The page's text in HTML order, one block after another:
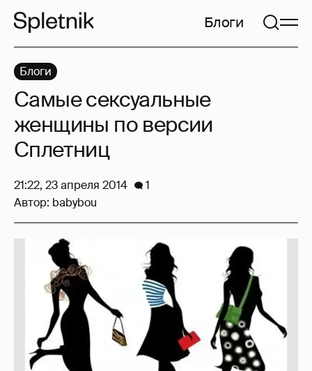
Блоги
Блоги
Самые сексуальные
женщины по версии
Сплетниц
21:22, 23 апреля 2014
1
Автор: babybou